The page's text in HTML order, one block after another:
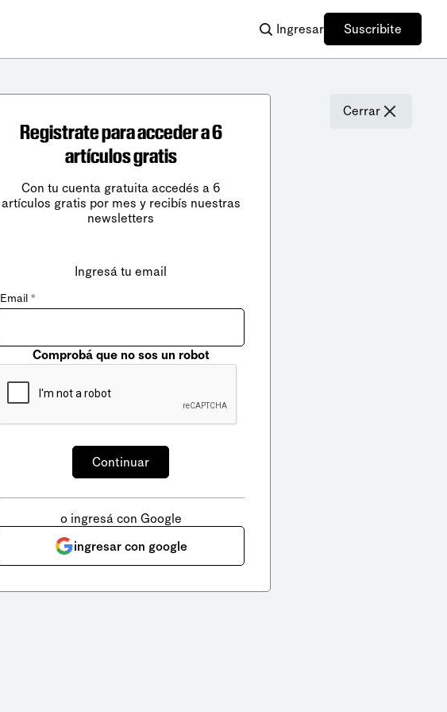
Ingresar Suscribite
Cerrar
Registrate para acceder a 6
artículos gratis
Con tu cuenta gratuita accedés a 6
artículos gratis por mes y recibís nuestras
newsletters
Ingresá tu email
Email *
Comprobá que no sos un robot
o ingresá con Google
ingresar con google